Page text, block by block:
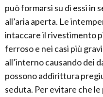
può formarsi su di essi in
all’aria aperta. Le
intaccare il rivestimento
ferroso e nei casi più
all’interno causando dei
possono addirittura
seduta. Per evitare che